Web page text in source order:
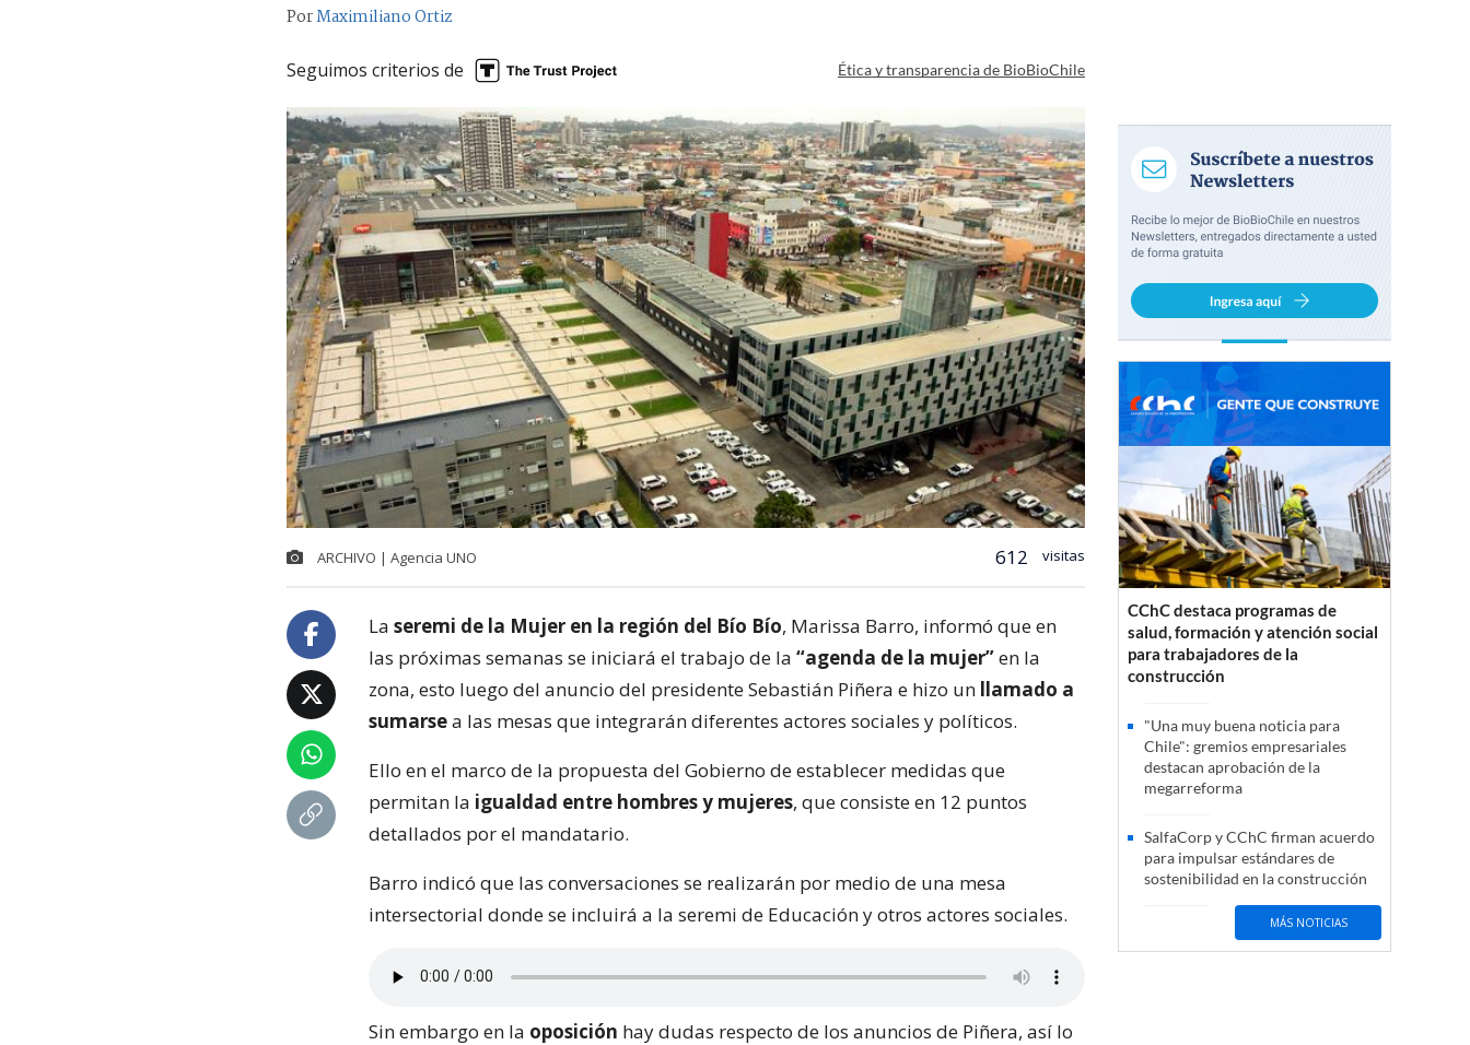
PorMaximiliano Ortiz
Seguimos criterios de Ética y transparencia de BioBioChile
ARCHIVO | Agencia UNO 612 visitas
La seremi de la Mujer en la región del Bío Bío, Marissa Barro, informó que en
las próximas semanas se iniciará el trabajo de la “agenda de la mujer”en la
zona, esto luego del anuncio del presidente Sebastián Piñera e hizo un llamado a
sumarsea las mesas que integrarán diferentes actores sociales y políticos.
Ello en el marco de la propuesta del Gobierno de establecer medidas que
permitan la igualdad entre hombres y mujeres, que consiste en 12 puntos
detallados por el mandatario.
Barro indicó que las conversaciones se realizarán por medio de una mesa
intersectorial donde se incluirá a la seremi de Educación y otros actores sociales.
Sin embargo en la oposición hay dudas respecto de los anuncios de Piñera, así lo
CChC destaca programas de
salud, formación y atención social
para trabajadores de la
construcción
"Una muy buena noticia para
Chile": gremios empresariales
destacan aprobación de la
megarreforma
SalfaCorp y CChC firman acuerdo
para impulsar estándares de
sostenibilidad en la construcción
MÁS NOTICIAS